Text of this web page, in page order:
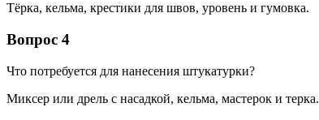
Тёрка, кельма, крестики для швов, уровень и гумовка.
Вопрос 4
Что потребуется для нанесения штукатурки?
Миксер или дрель с насадкой, кельма, мастерок и терка.